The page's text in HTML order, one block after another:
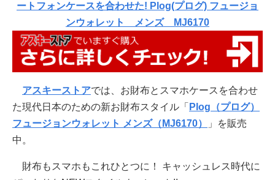
ートフォンケースを合わせた! Plog(プログ) フュージョ
ンウォレット メンズ MJ6170
アスキーストアでは、お財布とスマホケースを合わせ
た現代日本のための新お財布スタイル「 Plog（プログ）
フュージョンウォレット メンズ（MJ6170）
」を販売
中。
財布もスマホもこれひとつに！ キャッシュレス時代に